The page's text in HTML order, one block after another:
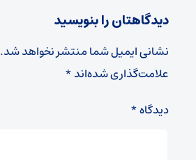
دیدگاهتان را بنویسید
نشانی ایمیل شما منتشر نخواهد شد.
علامت‌گذاری شده‌اند*
دیدگاه*